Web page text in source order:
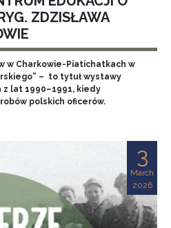
ZDZISŁAWA
w Charkowie-Piatichatkach w
– to tytuł wystawy
lat 1990–1991, kiedy
polskich oficerów.
3
March
2026